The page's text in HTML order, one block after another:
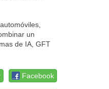
un
de IA, GFT
Facebook